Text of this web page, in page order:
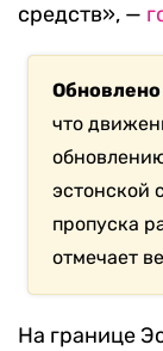
средств», —
Обновлено
что
эстонской
пропуска
отмечает
На границе